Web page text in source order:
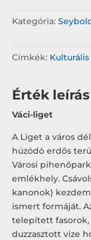
Kategória:
Címkék:
Érték leírás
Váci-liget
A Liget a város
húzódó erdős
Városi
emlékhely.
kanonok)
ismert formáját.
telepített fasorok,
duzzasztott vize